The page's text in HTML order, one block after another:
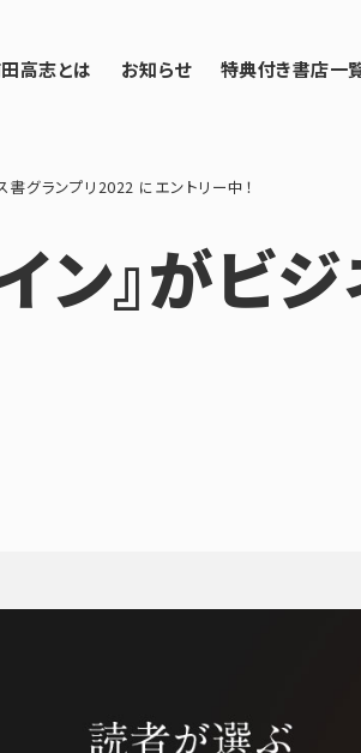
高志とは お知らせ 特典付き書店一
書グランプリ2022 にエントリー中！
ン』がビ